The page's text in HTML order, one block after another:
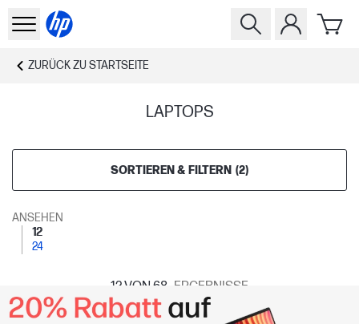
ZURÜCK ZU STARTSEITE
LAPTOPS
SORTIEREN & FILTERN (2)
ANSEHEN
12
24
12VON 68 ERGEBNISSE